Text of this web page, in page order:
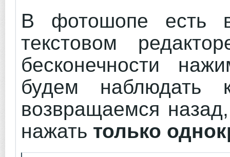
В фотошопе есть
текстовом
бесконечности
будем
возвращаемся
нажать только